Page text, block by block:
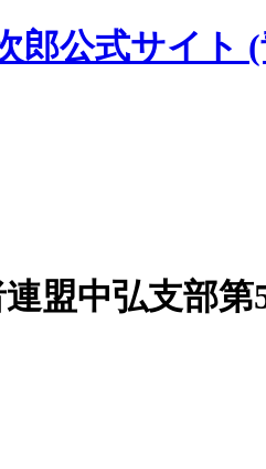
郎公式サイト
盟中弘支部第